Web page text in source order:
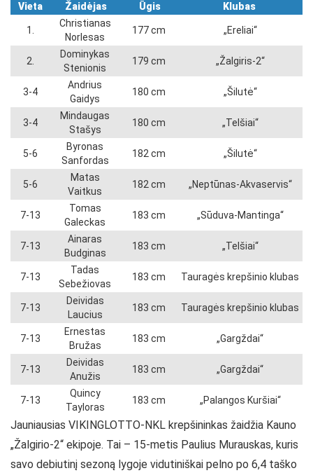
Vieta Žaidėjas Ūgis Klubas
1.
Christianas
Norlesas
177 cm „Ereliai“
2.
Dominykas
Stenionis
179 cm „Žalgiris-2“
3-4
Andrius
Gaidys
180 cm „Šilutė“
3-4
Mindaugas
Stašys
180 cm „Telšiai“
5-6
Byronas
Sanfordas
182 cm „Šilutė“
5-6
Matas
Vaitkus
182 cm „Neptūnas-Akvaservis“
7-13
Tomas
Galeckas
183 cm „Sūduva-Mantinga“
7-13
Ainaras
Budginas
183 cm „Telšiai“
7-13
Tadas
Sebežiovas
183 cm Tauragės krepšinio klubas
7-13
Deividas
Laucius
183 cm Tauragės krepšinio klubas
7-13
Ernestas
Bružas
183 cm „Gargždai“
7-13
Deividas
Anužis
183 cm „Gargždai“
7-13
Quincy
Tayloras
183 cm „Palangos Kuršiai“
Jauniausias VIKINGLOTTO-NKL krepšininkas žaidžia Kauno
„Žalgirio-2“ ekipoje. Tai – 15-metis Paulius Murauskas, kuris
savo debiutinį sezoną lygoje vidutiniškai pelno po 6,4 taško